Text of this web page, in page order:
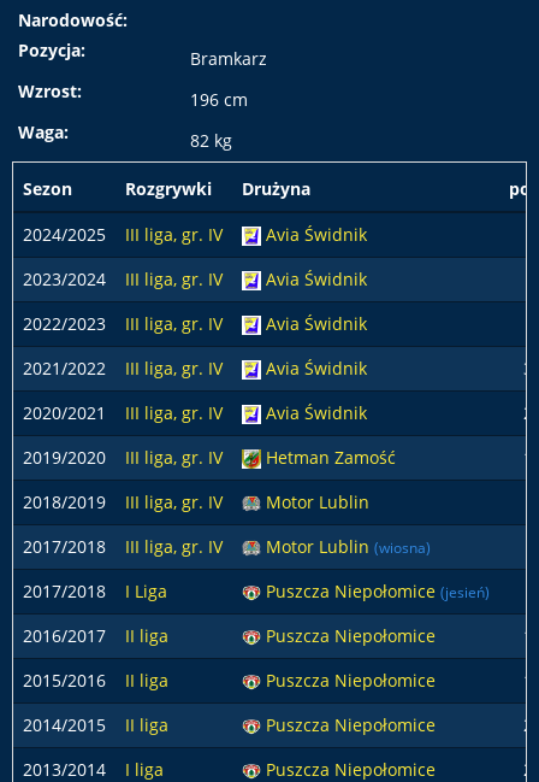
Narodowość:
Pozycja:
Bramkarz
Wzrost:
196 cm
Waga:
82 kg
Sezon Rozgrywki Drużyna
2024/2025
III liga, gr. IV Avia Świdnik
2023/2024
III liga, gr. IV Avia Świdnik
2022/2023
III liga, gr. IV
Avia Świdnik
2021/2022
III liga, gr. IV Avia Świdnik
2020/2021
III liga, gr. IV Avia Świdnik
2019/2020
III liga, gr. IV Hetman Zamość
2018/2019
III liga, gr. IV Motor Lublin
2017/2018
III liga, gr. IV Motor Lublin (wiosna)
2017/2018
I Liga Puszcza Niepołomice (jesień)
2016/2017 II liga Puszcza Niepołomice
2015/2016
II liga Puszcza Niepołomice
2014/2015
II liga Puszcza Niepołomice
2013/2014
I liga Puszcza Niepołomice